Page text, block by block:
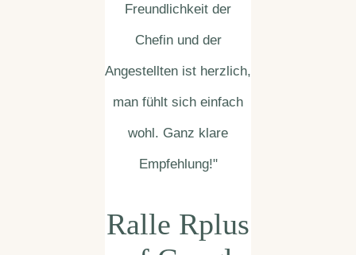
Ralle Rplus
Freundlichkeit der
Chefin und der
Angestellten ist herzlich,
man fühlt sich einfach
wohl. Ganz klare
Empfehlung!"